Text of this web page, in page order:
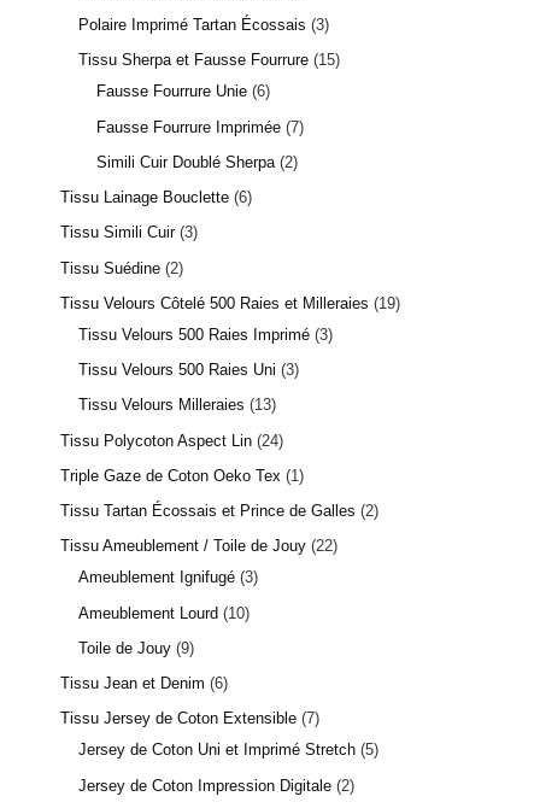
Polaire Imprimé Tartan Écossais 3
Tissu Sherpa et Fausse Fourrure 15
Fausse Fourrure Unie 6
Fausse Fourrure Imprimée 7
Simili Cuir Doublé Sherpa 2
Tissu Lainage Bouclette 6
Tissu Simili Cuir 3
Tissu Suédine 2
Tissu Velours Côtelé 500 Raies et Milleraies
19
Tissu Velours 500 Raies Imprimé 3
Tissu Velours 500 Raies Uni 3
Tissu Velours Milleraies
13
Tissu Polycoton Aspect Lin 24
Triple Gaze de Coton Oeko Tex
1
Tissu Tartan Écossais et Prince de Galles 2
Tissu Ameublement / Toile de Jouy 22
Ameublement Ignifugé 3
Ameublement Lourd 10
Toile de Jouy 9
Tissu Jean et Denim 6
Tissu Jersey de Coton Extensible 7
Jersey de Coton Uni et Imprimé Stretch 5
Jersey de Coton Impression Digitale 2